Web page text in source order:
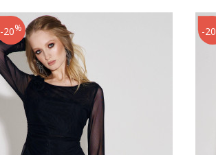
-20% -20